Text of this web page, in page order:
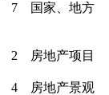
家、地方
2 房地产项目
房地产景观